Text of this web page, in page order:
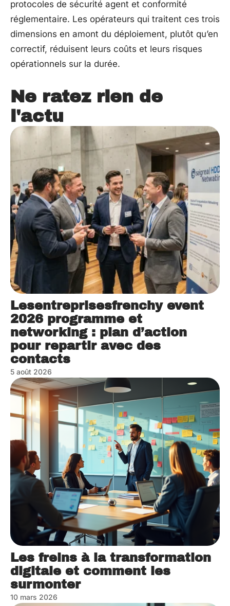
protocoles de sécurité agent et conformité
réglementaire. Les opérateurs qui traitent ces trois
dimensions en amont du déploiement, plutôt qu’en
correctif, réduisent leurs coûts et leurs risques
opérationnels sur la durée.
Ne ratez rien de
l'actu
Lesentreprisesfrenchy event
2026 programme et
networking : plan d’action
pour repartir avec des
contacts
5 août 2026
Les freins à la transformation
digitale et comment les
surmonter
10 mars 2026